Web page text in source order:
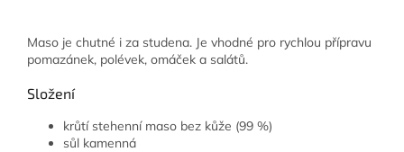
Maso je chutné i za studena. Je vhodné pro rychlou přípravu
pomazánek, polévek, omáček a salátů.
Složení
krůtí stehenní maso bez kůže (99 %)
sůl kamenná